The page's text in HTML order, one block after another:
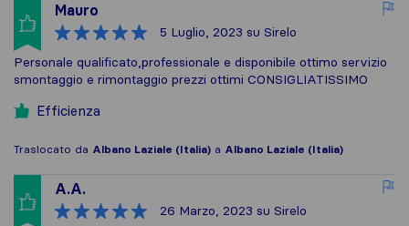
Mauro
5 Luglio, 2023 su Sirelo
Personale qualificato,professionale e disponibile ottimo servizio
smontaggio e rimontaggio prezzi ottimi CONSIGLIATISSIMO
Efficienza
Traslocato da Albano Laziale (Italia) a Albano Laziale (Italia)
A.A.
26 Marzo, 2023 su Sirelo